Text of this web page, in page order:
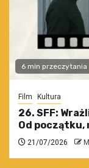
6 min przeczytania
Film Kultura
26. SFF:
Od początku,
21/07/2026